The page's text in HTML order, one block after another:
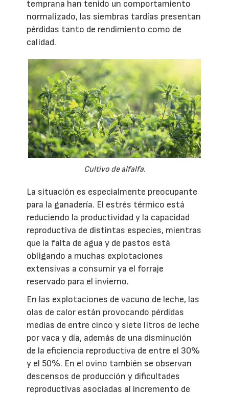
temprana han tenido un comportamiento
normalizado, las siembras tardías presentan
pérdidas tanto de rendimiento como de
calidad.
Cultivo de alfalfa.
La situación es especialmente preocupante
para la ganadería. El estrés térmico está
reduciendo la productividad y la capacidad
reproductiva de distintas especies, mientras
que la falta de agua y de pastos está
obligando a muchas explotaciones
extensivas a consumir ya el forraje
reservado para el invierno.
En las explotaciones de vacuno de leche, las
olas de calor están provocando pérdidas
medias de entre cinco y siete litros de leche
por vaca y día, además de una disminución
de la eficiencia reproductiva de entre el 30%
y el 50%. En el ovino también se observan
descensos de producción y dificultades
reproductivas asociadas al incremento de